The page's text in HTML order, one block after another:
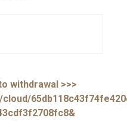
withdrаwаl >>>